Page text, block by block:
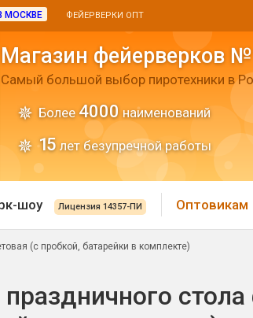
МОСКВЕ ФЕЙЕРВЕРКИ ОПТ
Магазин фейерверков
Самый большой выбор пиротехники в
Более 4000 наименований
15 лет безупречной работы
Хлопушки и
шоу Лицензия 14357-ПИ Оптовикам
(с пробкой, батарейки в комплекте)